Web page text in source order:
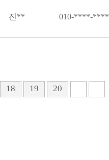
진** 010-****-****
18 19 20